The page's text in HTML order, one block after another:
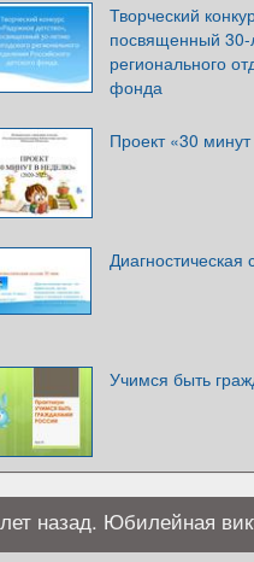
Творческий
посвященный 30-
регионального
фонда
Проект «30
Диагностическая
Учимся быть
назад. Юбилейная